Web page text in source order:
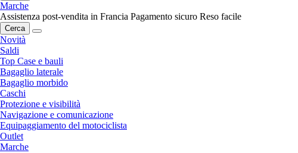
Marche
Assistenza post-vendita in Francia Pagamento sicuro Reso facile
Cerca
Novità
Saldi
Top Case e bauli
Bagaglio laterale
Bagaglio morbido
Caschi
Protezione e visibilità
Navigazione e comunicazione
Equipaggiamento del motociclista
Outlet
Marche